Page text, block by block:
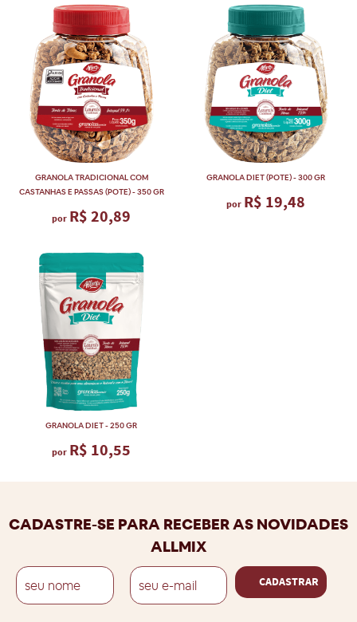
GRANOLA TRADICIONAL COM
CASTANHAS E PASSAS (POTE) - 350 GR
por R$ 20,89
GRANOLA DIET (POTE) - 300 GR
por R$ 19,48
GRANOLA DIET - 250 GR
por R$ 10,55
CADASTRE-SE PARA RECEBER AS NOVIDADES
ALLMIX
CADASTRAR